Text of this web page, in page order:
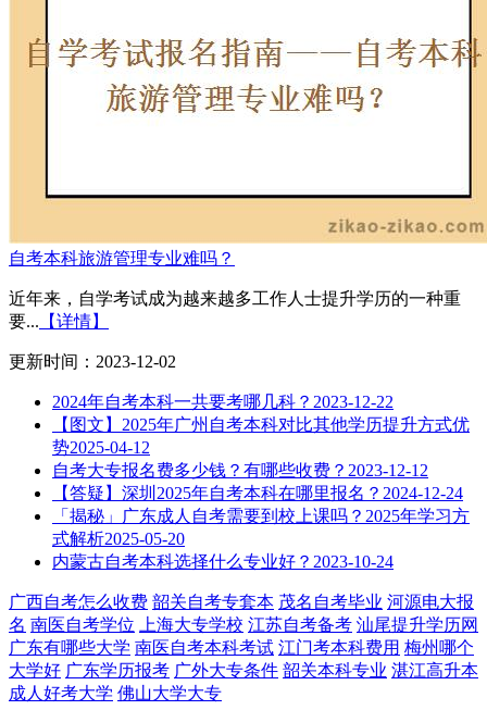
自考本科旅游管理专业难吗？
近年来，自学考试成为越来越多工作人士提升学历的一种重
要... 【详情】
更新时间：2023-12-02
2024年自考本科一共要考哪几科？ 2023-12-22
【图文】2025年广州自考本科对比其他学历提升方式优
势2025-04-12
自考大专报名费多少钱？有哪些收费？ 2023-12-12
【答疑】深圳2025年自考本科在哪里报名？ 2024-12-24
「揭秘」广东成人自考需要到校上课吗？2025年学习方
式解析2025-05-20
内蒙古自考本科选择什么专业好？ 2023-10-24
广西自考怎么收费 韶关自考专套本 茂名自考毕业 河源电大报
名 南医自考学位 上海大专学校 江苏自考备考 汕尾提升学历网
广东有哪些大学 南医自考本科考试 江门考本科费用 梅州哪个
大学好 广东学历报考 广外大专条件 韶关本科专业 湛江高升本
成人好考大学 佛山大学大专